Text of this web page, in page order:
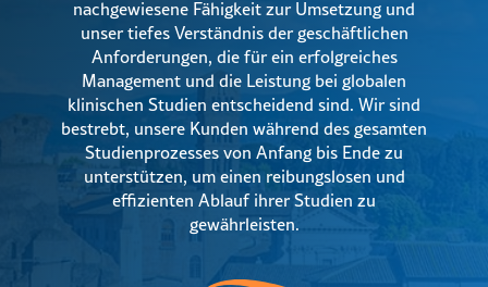
nachgewiesene Fähigkeit zur Umsetzung und
unser tiefes Verständnis der geschäftlichen
Anforderungen, die für ein erfolgreiches
Management und die Leistung bei globalen
klinischen Studien entscheidend sind. Wir sind
bestrebt, unsere Kunden während des gesamten
Studienprozesses von Anfang bis Ende zu
unterstützen, um einen reibungslosen und
effizienten Ablauf ihrer Studien zu
gewährleisten.